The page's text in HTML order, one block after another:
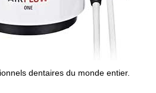
dentaires du monde entier.